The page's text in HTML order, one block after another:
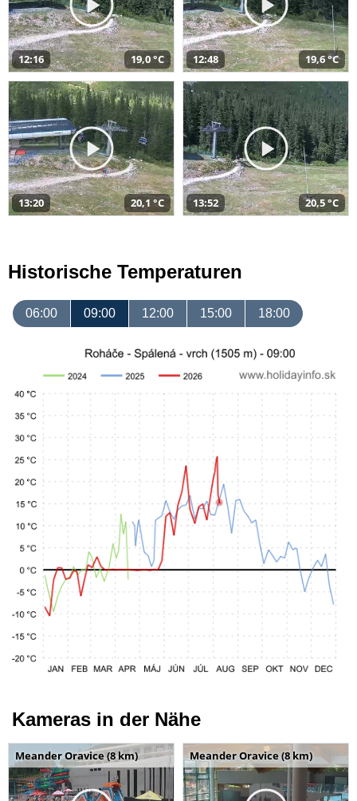
12:16 19,0 °C 12:48 19,6 °C
13:20 20,1 °C 13:52 20,5 °C
Historische Temperaturen
06:00 09:00 12:00 15:00 18:00
Kameras in der Nähe
Meander Oravice (8 km) Meander Oravice (8 km)